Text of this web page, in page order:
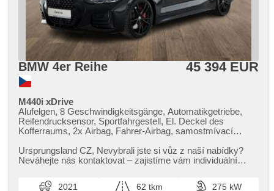
BMW 4er Reihe 45 394 EUR
M440i xDrive
Alufelgen, 8 Geschwindigkeitsgänge, Automatikgetriebe,
Reifendrucksensor, Sportfahrgestell, El. Deckel des
Kofferraums, 2x Airbag, Fahrer-Airbag, samostmívací
ostřikovačů čelního skla, beheizte Spiegel, paměť nastavení
sedadla řidiče, El. einstellbare Sitze, Längssitzvorschub,
ambientní osvětlení interiéru, automatické přepínání
Ursprungsland CZ,​ Nevybrali jste si vůz z naší nabídky?
Neváhejte nás kontaktovat – zajistíme vám individuální
2021 62 tkm
275 kW